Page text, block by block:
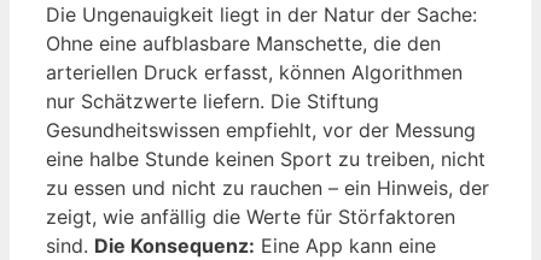
Die Ungenauigkeit liegt in der Natur der Sache:
Ohne eine aufblasbare Manschette, die den
arteriellen Druck erfasst, können Algorithmen
nur Schätzwerte liefern. Die Stiftung
Gesundheitswissen empfiehlt, vor der Messung
eine halbe Stunde keinen Sport zu treiben, nicht
zu essen und nicht zu rauchen – ein Hinweis, der
zeigt, wie anfällig die Werte für Störfaktoren
sind. Die Konsequenz: Eine App kann eine